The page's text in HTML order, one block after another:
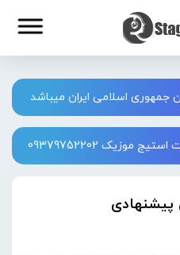
جمهوری اسلامی ایران میباشد
09379752202